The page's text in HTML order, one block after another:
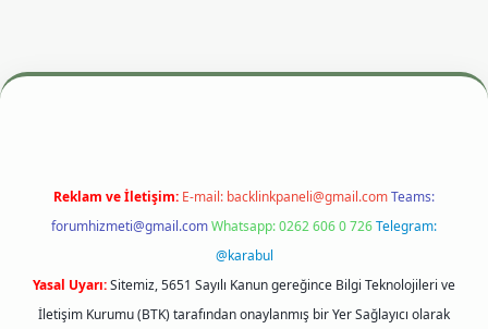
m elexbet
Reklam ve İletişim: E-mail: backlinkpaneli@gmail.comTeams:
forumhizmeti@gmail.comWhatsapp: 0262 606 0 726Telegram:
@karabul
Yasal Uyarı:Sitemiz, 5651 Sayılı Kanun gereğince Bilgi Teknolojileri ve
İletişim Kurumu (BTK) tarafından onaylanmış bir Yer Sağlayıcı olarak